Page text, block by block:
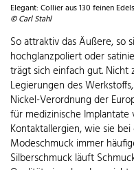
Elegant: Collier aus 130 feinen
© Carl Stahl
So attraktiv das Äußere, so
hochglanzpoliert oder
trägt sich einfach gut.
Legierungen des
Nickel-Verordnung der
für medizinische
Kontaktallergien, wie sie
Modeschmuck immer
Silberschmuck läuft